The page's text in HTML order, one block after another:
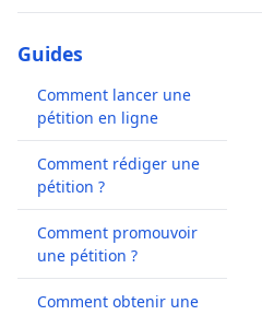
Guides
Comment lancer une
pétition en ligne
Comment rédiger une
pétition ?
Comment promouvoir
une pétition ?
Comment obtenir une